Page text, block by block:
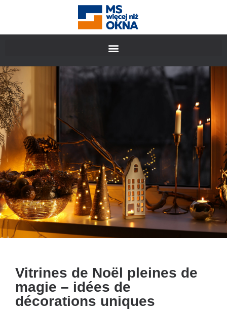
Vitrines de Noël pleines de
magie – idées de
décorations uniques